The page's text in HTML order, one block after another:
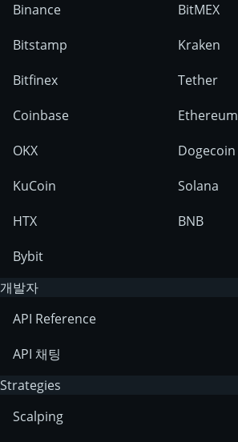
Binance
Bitstamp
Bitfinex
Coinbase
OKX
KuCoin
HTX
Bybit
BitMEX
Kraken
Tether
Ethereum
Dogecoin
Solana
BNB
개발자
API Reference
API 채팅
Strategies
Scalping